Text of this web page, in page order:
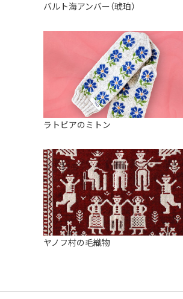
バルト海アンバー（琥珀）
ラトビアのミトン
ヤノフ村の毛織物